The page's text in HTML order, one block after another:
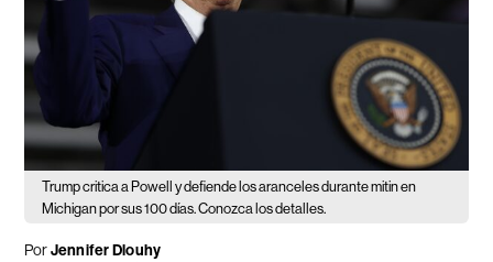
Trump critica a Powell y defiende los aranceles durante mitin en
Michigan por sus 100 días. Conozca los detalles.
PorJennifer Dlouhy